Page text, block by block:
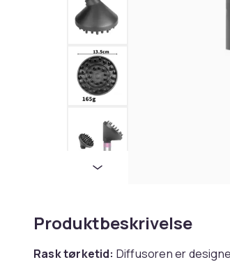
Produktbeskrivelse
Rask tørketid: Diffusoren er